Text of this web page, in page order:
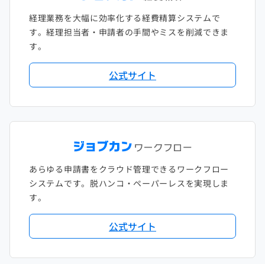
経理業務を大幅に効率化する経費精算システムで
す。経理担当者・申請者の手間やミスを削減できま
す。
公式サイト
あらゆる申請書をクラウド管理できるワークフロー
システムです。脱ハンコ・ペーパーレスを実現しま
す。
公式サイト